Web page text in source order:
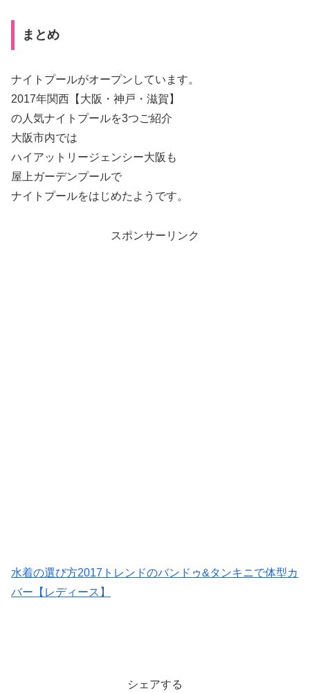
まとめ
ナイトプールがオープンしています。
2017年関西【大阪・神戸・滋賀】
の人気ナイトプールを3つご紹介
大阪市内では
ハイアットリージェンシー大阪も
屋上ガーデンプールで
ナイトプールをはじめたようです。
スポンサーリンク
水着の選び方2017トレンドのバンドゥ&タンキニで体型カ
バー【レディース】
シェアする